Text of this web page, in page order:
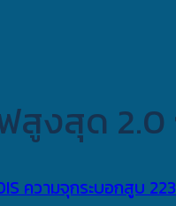
สูงสุด